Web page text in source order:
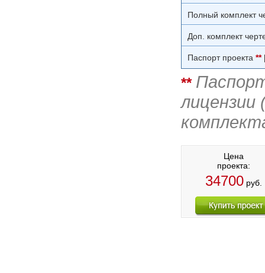
Полный комплект
Доп. комплект
Паспорт проекта **
**
лицензии
Цена
проекта:
34700руб.